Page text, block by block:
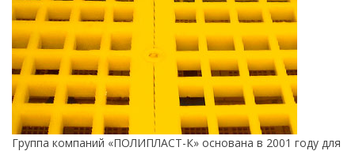
Группа компаний «ПОЛИПЛАСТ-К» основана в 2001 году для